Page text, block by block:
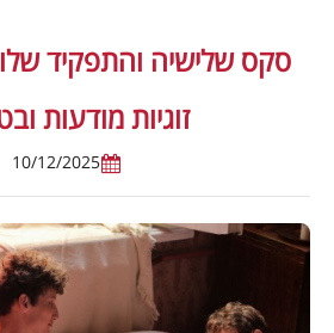
סקס שלישיה והתפקיד שלו
זוגיות מודעות
10/12/2025